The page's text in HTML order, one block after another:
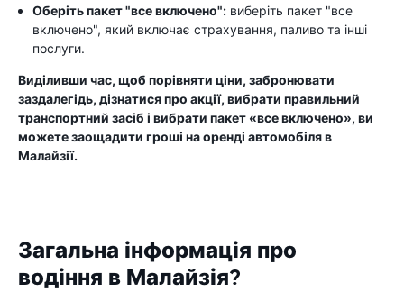
Оберіть пакет "все включено": виберіть пакет "все
включено", який включає страхування, паливо та інші
послуги.
Виділивши час, щоб порівняти ціни, забронювати
заздалегідь, дізнатися про акції, вибрати правильний
транспортний засіб і вибрати пакет «все включено», ви
можете заощадити гроші на оренді автомобіля в
Малайзії.
Загальна інформація про
водіння в Малайзія?